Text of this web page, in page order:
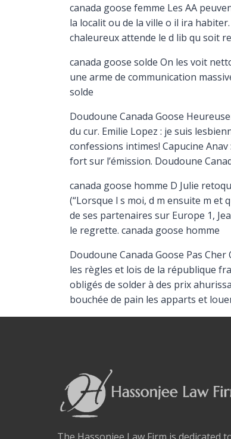
canada goose femme Les AA
la localit ou de la ville o il ira
chaleureux attende le d lib qu soit
canada goose solde On les voit
une arme de communication
solde
Doudoune Canada Goose
du cur. Emilie Lopez : je suis
confessions intimes! Capucine
fort sur l’émission. Doudoune
canada goose homme D Julie
(“Lorsque l s moi, d m ensuite m et
de ses partenaires sur Europe 1,
le regrette. canada goose homme
Doudoune Canada Goose Pas
les règles et lois de la république
obligés de solder à des prix
bouchée de pain les apparts et